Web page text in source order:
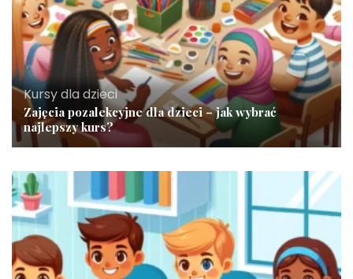
Kursy dla dzieci
Zajęcia pozalekcyjne dla dzieci – jak wybrać
najlepszy kurs?